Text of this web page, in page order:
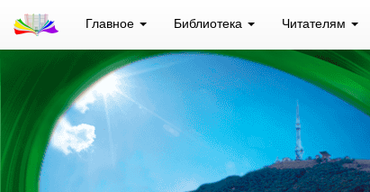
Главное Библиотека Читателям